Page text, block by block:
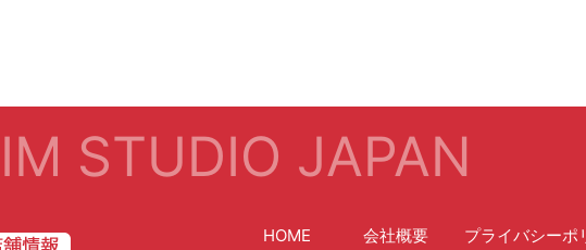
STUDIO JAPAN
HOME 会社概要 プライバシーポ